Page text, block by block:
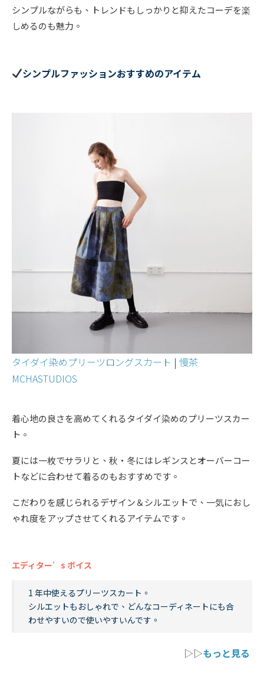
シンプルながらも、トレンドもしっかりと抑えたコーデを楽
しめるのも魅力。
シンプルファッションおすすめのアイテム
タイダイ染めプリーツロングスカート | 慢茶
MCHASTUDIOS
着心地の良さを高めてくれるタイダイ染めのプリーツスカー
ト。
夏には一枚でサラリと、秋・冬にはレギンスとオーバーコー
トなどに合わせて着るのもおすすめです。
こだわりを感じられるデザイン＆シルエットで、一気におし
ゃれ度をアップさせてくれるアイテムです。
エディター’s ボイス
1 年中使えるプリーツスカート。
シルエットもおしゃれで、どんなコーディネートにも合
わせやすいので使いやすいんです。
▷▷もっと見る